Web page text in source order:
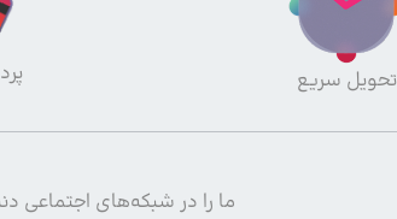
تحویل سریع
ما را در شبکه‌های اجتماعی